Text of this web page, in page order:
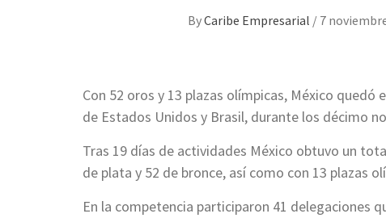
ByCaribe Empresarial / 7
Con 52 oros y 13 plazas olímpicas, México
de Estados Unidos y Brasil, durante los décimo
Tras 19 días de actividades México obtuvo un
de plata y 52 de bronce, así como con 13 plazas
En la competencia participaron 41 delegaciones